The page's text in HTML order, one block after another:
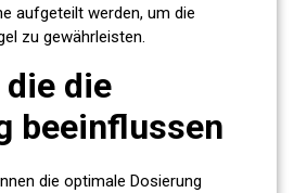
aufgeteilt werden, um die
zu gewährleisten.
die die
beeinflussen
die optimale Dosierung